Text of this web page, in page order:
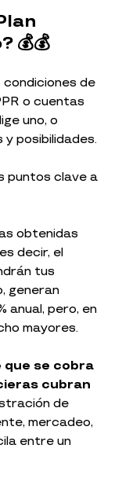
💰💰
condiciones de
o cuentas
uno, o
posibilidades.
puntos clave a
obtenidas
decir, el
tus
generan
anual, pero, en
mayores.
que se cobra
cubran
de
mercadeo,
entre un